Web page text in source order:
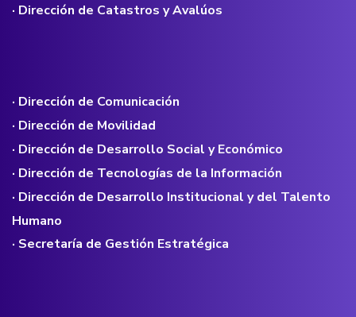
· Dirección de Catastros y Avalúos
· Dirección de Comunicación
· Dirección de Movilidad
· Dirección de Desarrollo Social y Económico
· Dirección de Tecnologías de la Información
· Dirección de Desarrollo Institucional y del Talento
Humano
· Secretaría de Gestión Estratégica